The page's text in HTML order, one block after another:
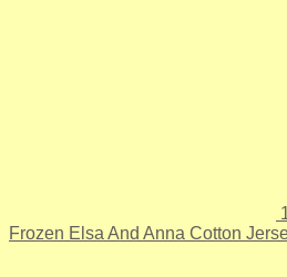
Frozen Elsa And Anna Cotton